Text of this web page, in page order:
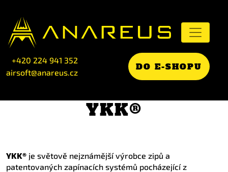
+420 224 941 352
airsoft@anareus.cz
DO E-SHOPU
YKK®
YKK® je světově nejznámější výrobce zipů a
patentovaných zapínacích systémů pocházející z